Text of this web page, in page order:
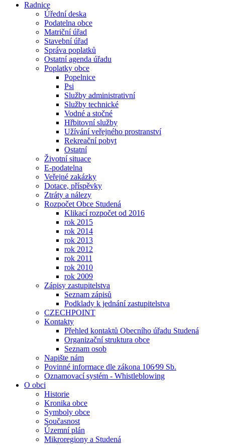
Radnice
Úřední deska
Podatelna obce
Matriční úřad
Stavební úřad
Správa poplatků
Ostatní agenda úřadu
Poplatky obce
Popelnice
Psi
Služby administrativní
Služby technické
Vodné a stočné
Hřbitovní služby
Užívání veřejného prostranství
Rekreační pobyt
Ostatní
Životní situace
E-podatelna
Veřejné zakázky
Dotace, příspěvky
Ztráty a nálezy
Rozpočet Obce Studená
Klikací rozpočet od 2016
rok 2015
rok 2014
rok 2013
rok 2012
rok 2011
rok 2010
rok 2009
Zápisy zastupitelstva
Seznam zápisů
Podklady k jednání zastupitelstva
CZECHPOINT
Kontakty
Přehled kontaktů Obecního úřadu Studená
Organizační struktura obce
Seznam osob
Napište nám
Povinné informace dle zákona 106⁄99 Sb.
Oznamovací systém - Whistleblowing
O obci
Historie
Kronika obce
Symboly obce
Současnost
Územní plán
Mikroregiony a Studená